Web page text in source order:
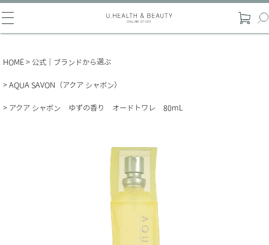
HOME 公式｜ブランドから選ぶ
AQUA SAVON（アクア シャボン）
アクア シャボン ゆずの香り オードトワレ 80mL